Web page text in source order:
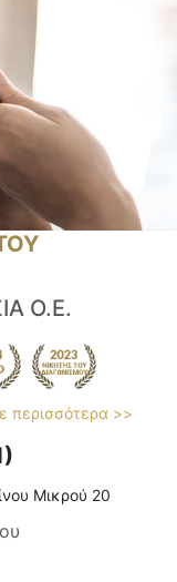
Ο.Ε.
περισσότερα >>
Μικρού 20